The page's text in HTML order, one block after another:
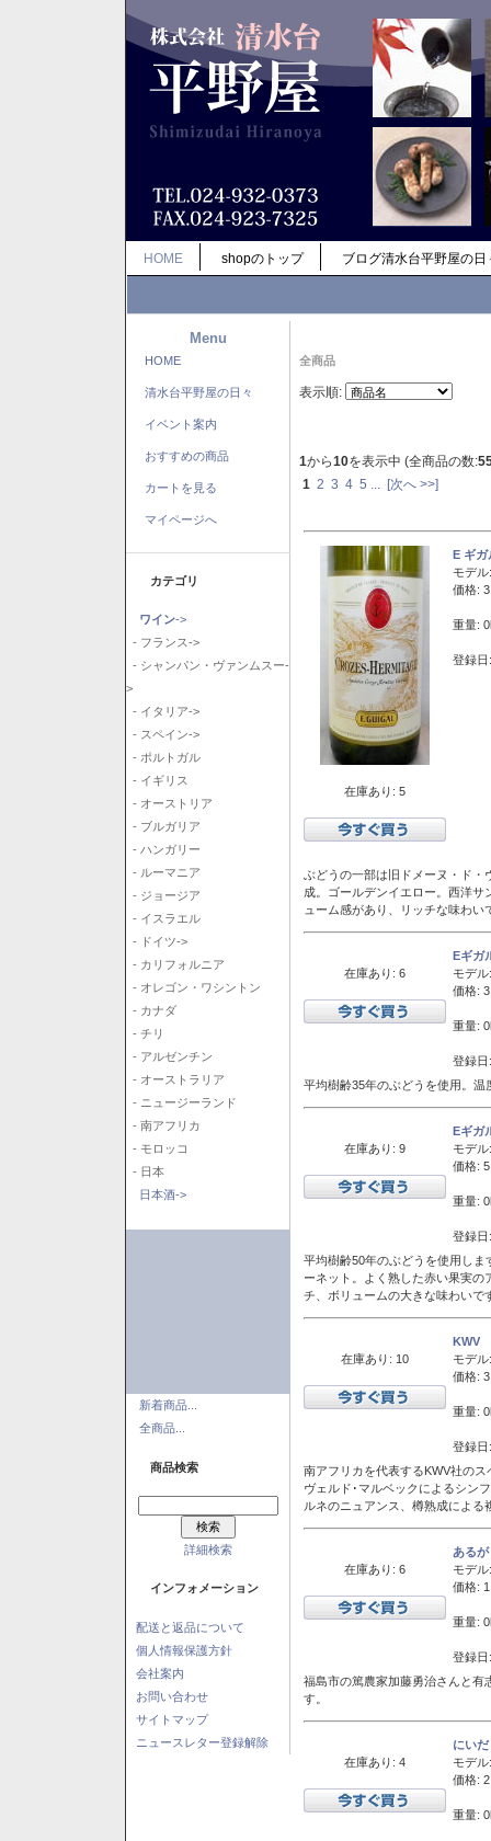
HOME shopのトップ ブログ清水台平野屋の日
Menu
HOME
清水台平野屋の日々
イベント案内
おすすめの商品
カートを見る
マイページへ
カテゴリ
ワイン->
- フランス->
- シャンパン・ヴァンムスー-
>
- イタリア->
- スペイン->
- ポルトガル
- イギリス
- オーストリア
- ブルガリア
- ハンガリー
- ルーマニア
- ジョージア
- イスラエル
- ドイツ->
- カリフォルニア
- オレゴン・ワシントン
- カナダ
- チリ
- アルゼンチン
- オーストラリア
- ニュージーランド
- 南アフリカ
- モロッコ
- 日本
日本酒->
新着商品...
全商品...
商品検索
詳細検索
インフォメーション
配送と返品について
個人情報保護方針
会社案内
お問い合わせ
サイトマップ
ニュースレター登録解除
全商品
表示順:
1から10を表示中 (全商品の数:
1 2 3 4 5 [次へ >>]
在庫あり: 5
E ギ
モデル:
価格:
重量:
登録
ぶどうの一部は旧ドメーヌ・ド・
成。ゴールデンイエロー。西洋
ューム感があり、リッチな味わい
在庫あり: 6
Eギガ
モデル:
価格:
重量:
登録
平均樹齢35年のぶどうを使用。
在庫あり: 9
Eギガ
モデル:
価格:
重量:
登録
平均樹齢50年のぶどうを使用し
ーネット。よく熟した赤い果実
チ、ボリュームの大きな味わいで
在庫あり: 10
KWV
モデル:
価格:
重量:
登録
南アフリカを代表するKWV社の
ヴェルド･マルベックによるシン
ルネのニュアンス、樽熟成によ
在庫あり: 6
ある
モデル:
価格:
重量:
登録
福島市の篤農家加藤勇治さんと有
す。
在庫あり: 4
にい
モデル:
価格:
重量: